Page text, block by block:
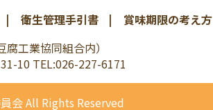
衛生管理手引書 賞味期限の考え方
腐工業協同組合内）
10 TEL:026-227-6171
会 All Rights Reserved